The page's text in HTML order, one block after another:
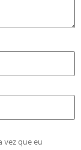
vez que eu